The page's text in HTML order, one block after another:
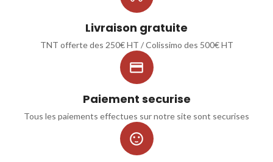
Livraison gratuite
TNT offerte des 250€ HT / Colissimo des 500€ HT

Paiement securise
Tous les paiements effectues sur notre site sont securises
